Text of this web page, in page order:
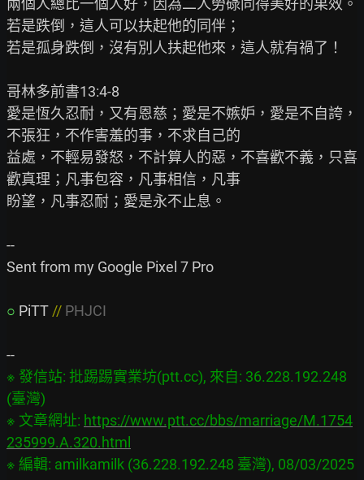
兩個人總比一個人好，因為二人勞碌同得美好的果效。
若是跌倒，這人可以扶起他的同伴；
若是孤身跌倒，沒有別人扶起他來，這人就有禍了！
哥林多前書13:4-8
愛是恆久忍耐，又有恩慈；愛是不嫉妒，愛是不自誇，
不張狂，不作害羞的事，不求自己的
益處，不輕易發怒，不計算人的惡，不喜歡不義，只喜
歡真理；凡事包容，凡事相信，凡事
盼望，凡事忍耐；愛是永不止息。
--
Sent from my Google Pixel 7 Pro
○ PiTT // PHJCI
※ 發信站: 批踢踢實業坊(ptt.cc), 來自: 36.228.192.248
(臺灣)
※ 文章網址: https://www.ptt.cc/bbs/marriage/M.1754
235999.A.320.html
※ 編輯: amilkamilk (36.228.192.248 臺灣), 08/03/2025